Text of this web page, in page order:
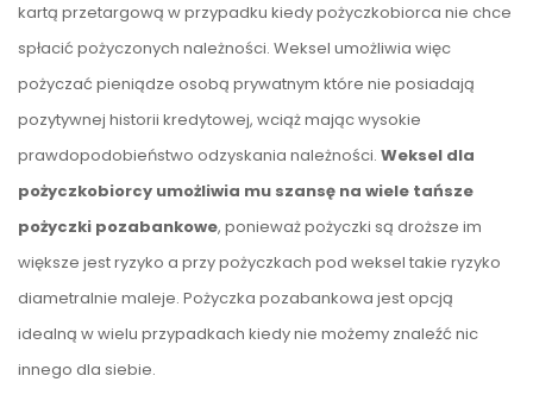
kartą przetargową w przypadku kiedy pożyczkobiorca nie chce
spłacić pożyczonych należności. Weksel umożliwia więc
pożyczać pieniądze osobą prywatnym które nie posiadają
pozytywnej historii kredytowej, wciąż mając wysokie
prawdopodobieństwo odzyskania należności. Weksel dla
pożyczkobiorcy umożliwia mu szansę na wiele tańsze
pożyczki pozabankowe, ponieważ pożyczki są droższe im
większe jest ryzyko a przy pożyczkach pod weksel takie ryzyko
diametralnie maleje. Pożyczka pozabankowa jest opcją
idealną w wielu przypadkach kiedy nie możemy znaleźć nic
innego dla siebie.